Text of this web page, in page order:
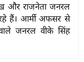
और राजनेता जनरल
हैं। आर्मी अफसर से
जनरल वीके सिंह